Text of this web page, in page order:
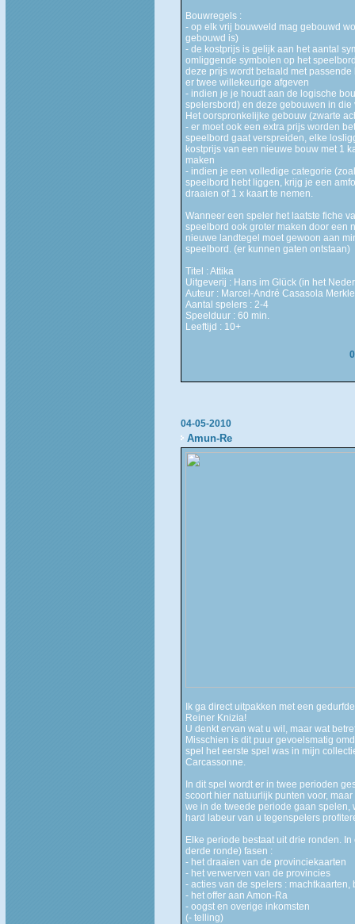
Bouwregels :
- op elk vrij bouwveld mag gebouwd
gebouwd is)
- de kostprijs is gelijk aan het aantal
omliggende symbolen op het
deze prijs wordt betaald met
er twee willekeurige afgeven
- indien je je houdt aan de logische
spelersbord) en deze gebouwen in
Het oorspronkelijke gebouw (zwarte
- er moet ook een extra prijs worden
speelbord gaat verspreiden, elke
kostprijs van een nieuwe bouw met 1
maken
- indien je een volledige categorie
speelbord hebt liggen, krijg je een
draaien of 1 x kaart te nemen.
Wanneer een speler het laatste fiche
speelbord ook groter maken door een
nieuwe landtegel moet gewoon aan
speelbord. (er kunnen gaten ontstaan)
Titel : Attika
Uitgeverij : Hans im Glück (in het
Auteur : Marcel-André Casasola Merkle
Aantal spelers : 2-4
Speelduur : 60 min.
Leeftijd : 10+
04-05-2010
Amun-Re
Ik ga direct uitpakken met een
Reiner Knizia!
U denkt ervan wat u wil, maar wat
Misschien is dit puur gevoelsmatig
spel het eerste spel was in mijn
Carcassonne.
In dit spel wordt er in twee perioden
scoort hier natuurlijk punten voor,
we in de tweede periode gaan spelen,
hard labeur van u tegenspelers
Elke periode bestaat uit drie ronden.
derde ronde) fasen :
- het draaien van de provinciekaarten
- het verwerven van de provincies
- acties van de spelers :
- het offer aan Amon-Ra
- oogst en overige inkomsten
(- telling)